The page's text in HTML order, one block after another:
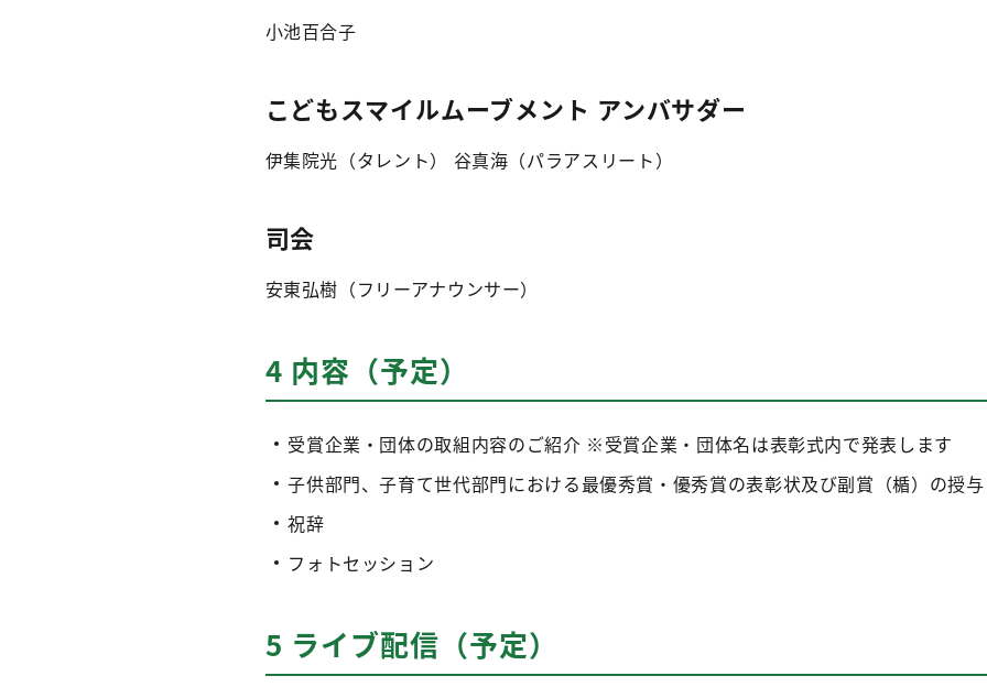
小池百合子
こどもスマイルムーブメント アンバサダー
伊集院光（タレント） 谷真海（パラアスリート）
司会
安東弘樹（フリーアナウンサー）
4 内容（予定）
受賞企業・団体の取組内容のご紹介 ※受賞企業・団体名は表彰式内で発表します
子供部門、子育て世代部門における最優秀賞・優秀賞の表彰状及び副賞（楯）の授与
祝辞
フォトセッション
5 ライブ配信（予定）